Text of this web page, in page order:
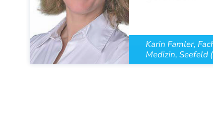
Karin Famler,
Medizin, Seefeld